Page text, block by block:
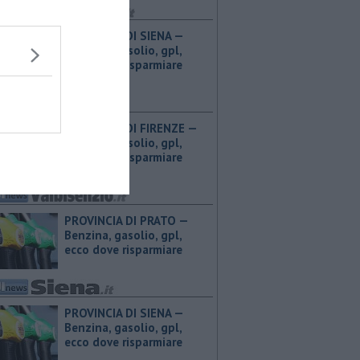
PROVINCIA DI SIENA — ​
Benzina, gasolio, gpl,
ecco dove risparmiare
PROVINCIA DI FIRENZE — ​
Benzina, gasolio, gpl,
ecco dove risparmiare
PROVINCIA DI PRATO — ​
Benzina, gasolio, gpl,
ecco dove risparmiare
PROVINCIA DI SIENA — ​
Benzina, gasolio, gpl,
ecco dove risparmiare